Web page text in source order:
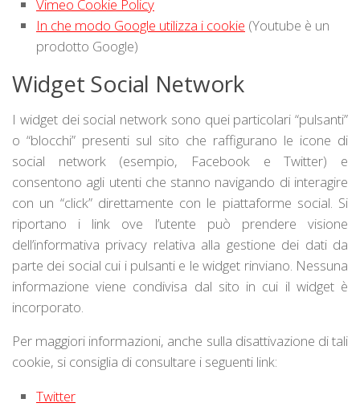
Vimeo Cookie Policy
In che modo Google utilizza i cookie (Youtube è un
prodotto Google)
Widget Social Network
I widget dei social network sono quei particolari “pulsanti”
o “blocchi” presenti sul sito che raffigurano le icone di
social network (esempio, Facebook e Twitter) e
consentono agli utenti che stanno navigando di interagire
con un “click” direttamente con le piattaforme social. Si
riportano i link ove l’utente può prendere visione
dell’informativa privacy relativa alla gestione dei dati da
parte dei social cui i pulsanti e le widget rinviano. Nessuna
informazione viene condivisa dal sito in cui il widget è
incorporato.
Per maggiori informazioni, anche sulla disattivazione di tali
cookie, si consiglia di consultare i seguenti link:
Twitter